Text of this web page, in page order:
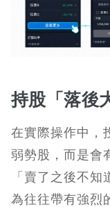
持股「落後
在實際操作中，
弱勢股，而是會
「賣了之後不
為往往帶有強烈